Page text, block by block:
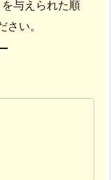
与えられた順
い。